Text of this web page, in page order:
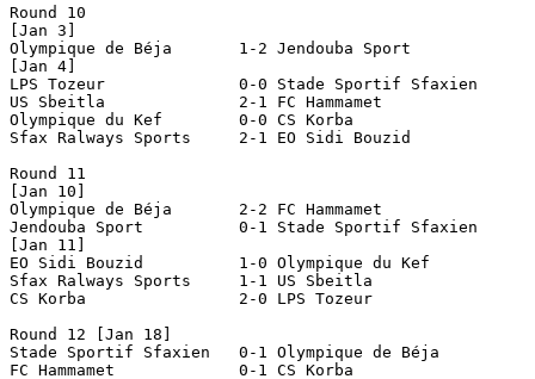
Round 10
[Jan 3]
Olympique de Béja	1-2 Jendouba Sport
[Jan 4]
LPS Tozeur		0-0 Stade Sportif Sfaxien
US Sbeitla		2-1 FC Hammamet
Olympique du Kef	0-0 CS Korba
Sfax Ralways Sports	2-1 EO Sidi Bouzid
Round 11
[Jan 10]
Olympique de Béja	2-2 FC Hammamet
Jendouba Sport		0-1 Stade Sportif Sfaxien
[Jan 11]
EO Sidi Bouzid		1-0 Olympique du Kef
Sfax Ralways Sports	1-1 US Sbeitla
CS Korba		2-0 LPS Tozeur
Round 12 [Jan 18]
Stade Sportif Sfaxien	0-1 Olympique de Béja
FC Hammamet		0-1 CS Korba